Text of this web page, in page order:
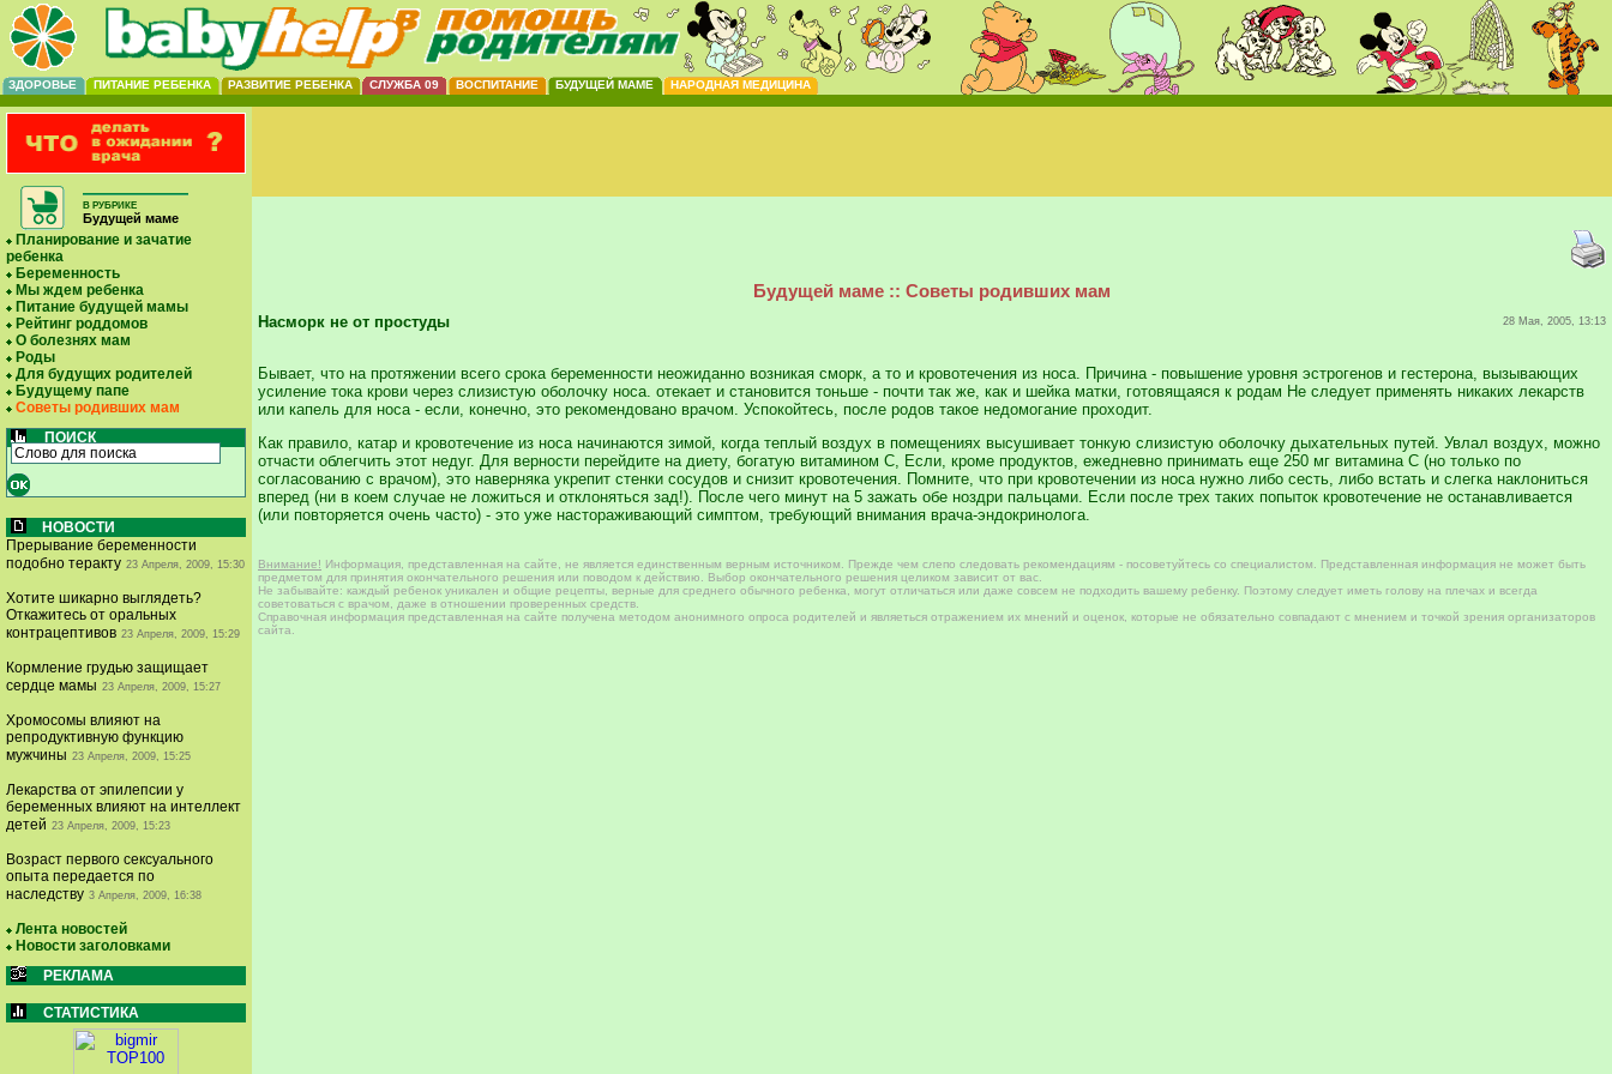
ЗДОРОВЬЕ ПИТАНИЕ РЕБЕНКА РАЗВИТИЕ РЕБЕНКА СЛУЖБА 09 ВОСПИТАНИЕ БУДУЩЕЙ МАМЕ НАРОДНАЯ МЕДИЦИНА
В РУБРИКЕ
Будущей маме
Планирование и зачатие
ребенка
Беременность
Мы ждем ребенка
Питание будущей мамы
Рейтинг роддомов
О болезнях мам
Роды
Для будущих родителей
Будущему папе
Советы родивших мам
ПОИСК
НОВОСТИ
Прерывание беременности
подобно теракту 23 Апреля, 2009, 15:30
Хотите шикарно выглядеть?
Откажитесь от оральных
контрацептивов 23 Апреля, 2009, 15:29
Кормление грудью защищает
сердце мамы 23 Апреля, 2009, 15:27
Хромосомы влияют на
репродуктивную функцию
мужчины 23 Апреля, 2009, 15:25
Лекарства от эпилепсии у
беременных влияют на интеллект
детей 23 Апреля, 2009, 15:23
Возраст первого сексуального
опыта передается по
наследству 3 Апреля, 2009, 16:38
Лента новостей
Новости заголовками
РЕКЛАМА
СТАТИСТИКА
Будущей маме :: Советы родивших мам
Насморк не от простуды 28 Мая, 2005, 13:13
Бывает, что на протяжении всего срока беременности неожиданно возникая сморк, а то и кровотечения из носа. Причина - повышение уровня эстрогенов и гестерона, вызывающих
усиление тока крови через слизистую оболочку носа. отекает и становится тоньше - почти так же, как и шейка матки, готовящаяся к родам Не следует применять никаких лекарств
или капель для носа - если, конечно, это рекомендовано врачом. Успокойтесь, после родов такое недомогание проходит.
Как правило, катар и кровотечение из носа начинаются зимой, когда теплый воздух в помещениях высушивает тонкую слизистую оболочку дыхательных путей. Увлал воздух, можно
отчасти облегчить этот недуг. Для верности перейдите на диету, богатую витамином С, Если, кроме продуктов, ежедневно принимать еще 250 мг витамина С (но только по
согласованию с врачом), это наверняка укрепит стенки сосудов и снизит кровотечения. Помните, что при кровотечении из носа нужно либо сесть, либо встать и слегка наклониться
вперед (ни в коем случае не ложиться и отклоняться зад!). После чего минут на 5 зажать обе ноздри пальцами. Если после трех таких попыток кровотечение не останавливается
(или повторяется очень часто) - это уже настораживающий симптом, требующий внимания врача-эндокринолога.
Внимание! Информация, представленная на сайте, не является единственным верным источником. Прежде чем слепо следовать рекомендациям - посоветуйтесь со специалистом. Представленная информация не может быть
предметом для принятия окончательного решения или поводом к действию. Выбор окончательного решения целиком зависит от вас.
Не забывайте: каждый ребенок уникален и общие рецепты, верные для среднего обычного ребенка, могут отличаться или даже совсем не подходить вашему ребенку. Поэтому следует иметь голову на плечах и всегда
советоваться с врачом, даже в отношении проверенных средств.
Справочная информация представленная на сайте получена методом анонимного опроса родителей и являеться отражением их мнений и оценок, которые не обязательно совпадают с мнением и точкой зрения организаторов
сайта.